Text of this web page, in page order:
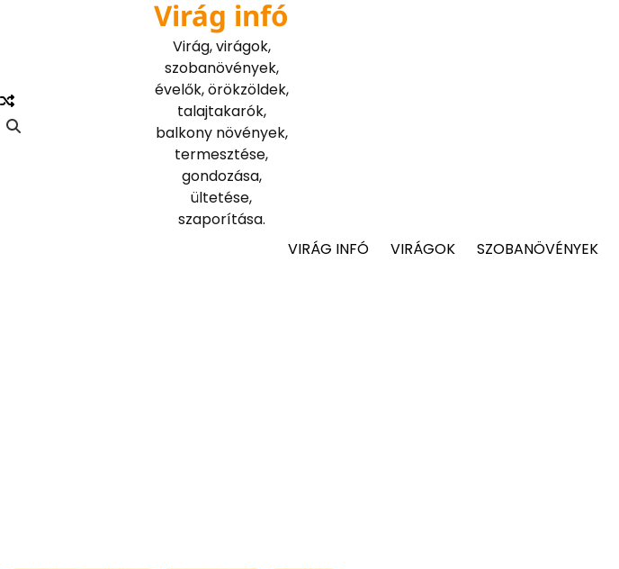
Virág infó
Virág, virágok,
szobanövények,
évelők, örökzöldek,
talajtakarók,
balkony növények,
termesztése,
gondozása,
ültetése,
szaporítása.
VIRÁG INFÓ
VIRÁGOK SZOBANÖVÉNYEK